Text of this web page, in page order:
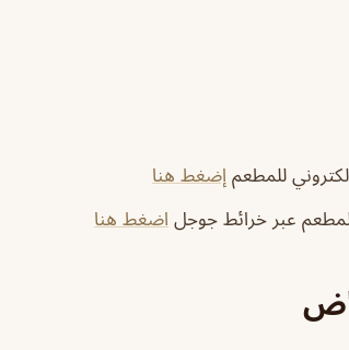
للمطعم إضغط هنا
عبر خرائط جوجل اضغط هنا